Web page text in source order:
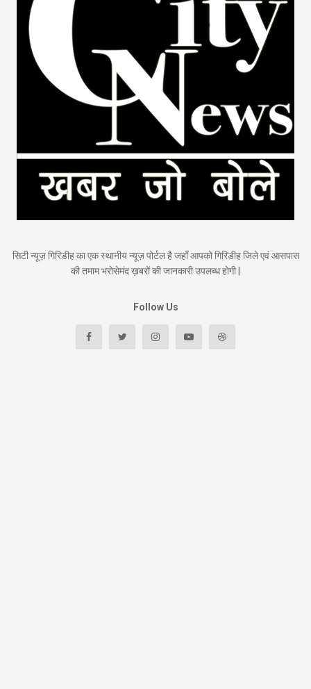
सिटी न्यूज़ गिरिडीह का एक स्थानीय न्यूज़ पोर्टल है जहाँ आपको गिरिडीह जिले एवं आसपास
की तमाम भरोसेमंद ख़बरों की जानकारी उपलब्ध होगी |
Follow Us